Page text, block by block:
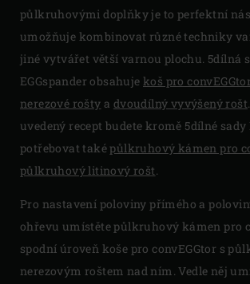
půlkruhovými doplňky je to perfektní
umožňuje kombinovat různé techniky
jiné vytvářet větší varnou plochu. 5dílná
EGGspander obsahuje koš pro convEGGtor
nerezové rošty a dvoudílný vyvýšený rošt
uvedený recept budete kromě 5dílné sady
potřebovat také půlkruhový kámen pro
půlkruhový litinový rošt
Pro nastavení poloviny přímého a
ohřevu umístěte půlkruhový kámen pro
spodní úroveň koše pro convEGGtor s
nerezovým roštem nad ním. Vedle něj